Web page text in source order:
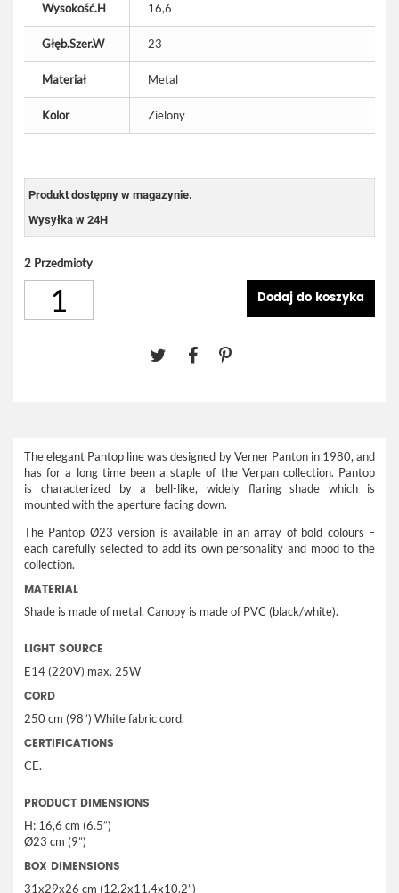
Wysokość.H 16,6
Głęb.Szer.W 23
Materiał Metal
Kolor Zielony
Produkt dostępny w magazynie.
Wysyłka w 24H
2 Przedmioty
Dodaj do koszyka
The elegant Pantop line was designed by Verner Panton in 1980, and
has for a long time been a staple of the Verpan collection. Pantop
is characterized by a bell-like, widely flaring shade which is
mounted with the aperture facing down.
The Pantop Ø23 version is available in an array of bold colours –
each carefully selected to add its own personality and mood to the
collection.
MATERIAL
Shade is made of metal. Canopy is made of PVC (black/white).
LIGHT SOURCE
E14 (220V) max. 25W
CORD
250 cm (98”) White fabric cord.
CERTIFICATIONS
CE.
PRODUCT DIMENSIONS
H: 16,6 cm (6.5”)
Ø23 cm (9”)
BOX DIMENSIONS
31x29x26 cm (12.2x11.4x10.2”)